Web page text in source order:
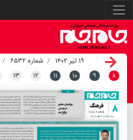
۱۹ تیر ۱۴۰۲ شماره ۶۵۳۲
۸ ۹ ۱۰ ۱۱ ۱۲ ۱۳